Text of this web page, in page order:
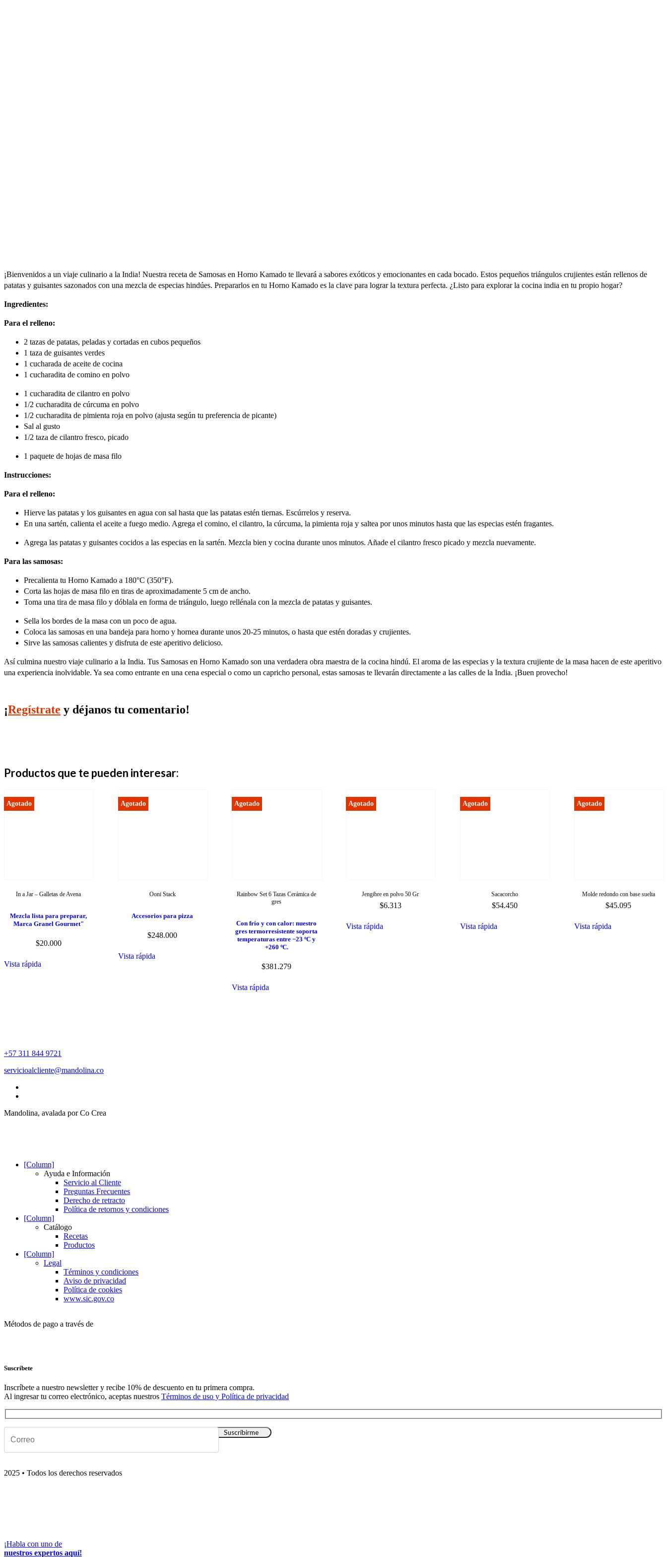
¡Bienvenidos a un viaje culinario a la India! Nuestra receta de Samosas en Horno Kamado te llevará a sabores exóticos y emocionantes en cada bocado. Estos pequeños triángulos crujientes están rellenos de
patatas y guisantes sazonados con una mezcla de especias hindúes. Prepararlos en tu Horno Kamado es la clave para lograr la textura perfecta. ¿Listo para explorar la cocina india en tu propio hogar?
Ingredientes:
Para el relleno:
2 tazas de patatas, peladas y cortadas en cubos pequeños
1 taza de guisantes verdes
1 cucharada de aceite de cocina
1 cucharadita de comino en polvo
1 cucharadita de cilantro en polvo
1/2 cucharadita de cúrcuma en polvo
1/2 cucharadita de pimienta roja en polvo (ajusta según tu preferencia de picante)
Sal al gusto
1/2 taza de cilantro fresco, picado
1 paquete de hojas de masa filo
Instrucciones:
Para el relleno:
Hierve las patatas y los guisantes en agua con sal hasta que las patatas estén tiernas. Escúrrelos y reserva.
En una sartén, calienta el aceite a fuego medio. Agrega el comino, el cilantro, la cúrcuma, la pimienta roja y saltea por unos minutos hasta que las especias estén fragantes.
Agrega las patatas y guisantes cocidos a las especias en la sartén. Mezcla bien y cocina durante unos minutos. Añade el cilantro fresco picado y mezcla nuevamente.
Para las samosas:
Precalienta tu Horno Kamado a 180°C (350°F).
Corta las hojas de masa filo en tiras de aproximadamente 5 cm de ancho.
Toma una tira de masa filo y dóblala en forma de triángulo, luego rellénala con la mezcla de patatas y guisantes.
Sella los bordes de la masa con un poco de agua.
Coloca las samosas en una bandeja para horno y hornea durante unos 20-25 minutos, o hasta que estén doradas y crujientes.
Sirve las samosas calientes y disfruta de este aperitivo delicioso.
Así culmina nuestro viaje culinario a la India. Tus Samosas en Horno Kamado son una verdadera obra maestra de la cocina hindú. El aroma de las especias y la textura crujiente de la masa hacen de este aperitivo
una experiencia inolvidable. Ya sea como entrante en una cena especial o como un capricho personal, estas samosas te llevarán directamente a las calles de la India. ¡Buen provecho!
¡Regístrate y déjanos tu comentario!
Productos que te pueden interesar:
In a Jar – Galletas de Avena
Mezcla lista para preparar,
Marca Granel Gourmet"
$20.000
Vista rápida
Ooni Stack
Accesorios para pizza
$248.000
Vista rápida
Rainbow Set 6 Tazas Cerámica de
gres
Con frío y con calor: nuestro
gres termorresistente soporta
temperaturas entre −23 ºC y
+260 ºC.
$381.279
Vista rápida
Jengibre en polvo 50 Gr
$6.313
Vista rápida
Sacacorcho
$54.450
Vista rápida
Molde redondo con base suelta
$45.095
Vista rápida
+57 311 844 9721
servicioalcliente@mandolina.co
Mandolina, avalada por Co Crea
[Column]
Ayuda e Información
Servicio al Cliente
Preguntas Frecuentes
Derecho de retracto
Política de retornos y condiciones
[Column]
Catálogo
Recetas
Productos
[Column]
Legal
Términos y condiciones
Aviso de privacidad
Política de cookies
www.sic.gov.co
Métodos de pago a través de
Suscríbete
Inscríbete a nuestro newsletter y recibe 10% de descuento en tu primera compra.
Al ingresar tu correo electrónico, aceptas nuestros Términos de uso y Política de privacidad
2025 • Todos los derechos reservados
¡Habla con uno de
nuestros expertos aquí!